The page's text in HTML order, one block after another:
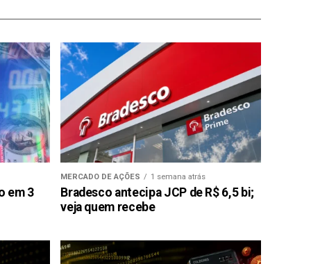
em 3
MERCADO DE AÇÕES 1 semana atrás
Bradesco antecipa JCP de R$ 6,5 bi;
veja quem recebe